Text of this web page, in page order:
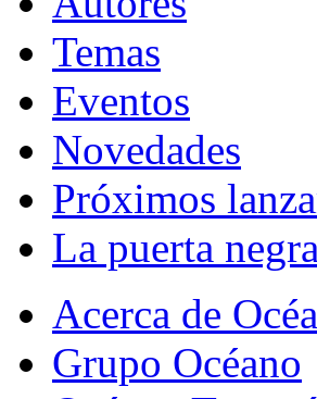
Temas
Eventos
Novedades
Próximos
La puerta negra
Acerca de
Grupo Océano